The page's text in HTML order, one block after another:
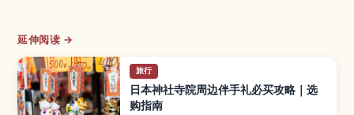
延伸阅读 →
旅行
日本神社寺院周边伴手礼必买攻略｜选
购指南